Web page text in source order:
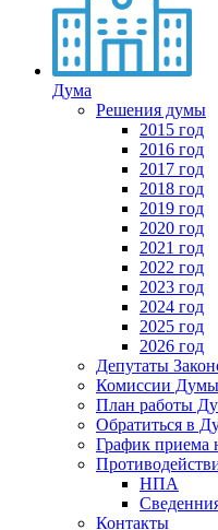
Дума
Решения думы
2015 год
2016 год
2017 год
2018 год
2019 год
2020 год
2021 год
2022 год
2023 год
2024 год
2025 год
2026 год
Депутаты
Комиссии Думы
План работы
Обратиться в
График приема
НПА
Контакты